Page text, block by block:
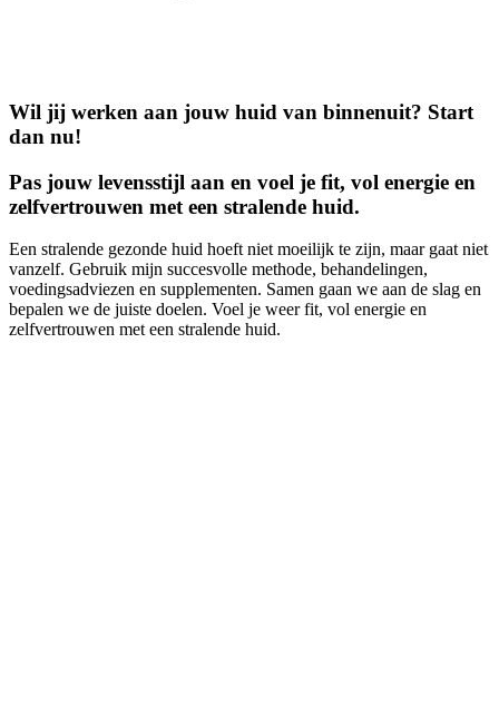
Wil jij werken aan jouw huid van binnenuit? Start
dan nu!
Pas jouw levensstijl aan en voel je fit, vol energie en
zelfvertrouwen met een stralende huid.
Een stralende gezonde huid hoeft niet moeilijk te zijn, maar gaat niet
vanzelf. Gebruik mijn succesvolle methode, behandelingen,
voedingsadviezen en supplementen. Samen gaan we aan de slag en
bepalen we de juiste doelen. Voel je weer fit, vol energie en
zelfvertrouwen met een stralende huid.